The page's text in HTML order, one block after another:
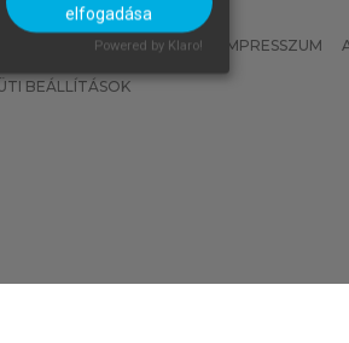
– ÁLTALÁNOS IRÁNYELVEK IMPRESSZUM
BEÁLLÍTÁSOK
elfogadása
Powered by Klaro!